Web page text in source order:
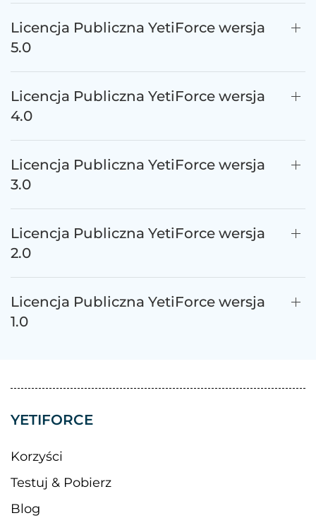
Licencja Publiczna YetiForce wersja
5.0
Licencja Publiczna YetiForce wersja
4.0
Licencja Publiczna YetiForce wersja
3.0
Licencja Publiczna YetiForce wersja
2.0
Licencja Publiczna YetiForce wersja
1.0
YETIFORCE
Korzyści
Testuj & Pobierz
Blog